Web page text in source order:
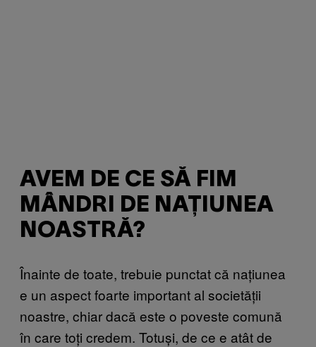
AVEM DE CE SĂ FIM
MÂNDRI DE NAȚIUNEA
NOASTRĂ?
Înainte de toate, trebuie punctat că națiunea
e un aspect foarte important al societății
noastre, chiar dacă este o poveste comună
în care toți credem. Totuși, de ce e atât de